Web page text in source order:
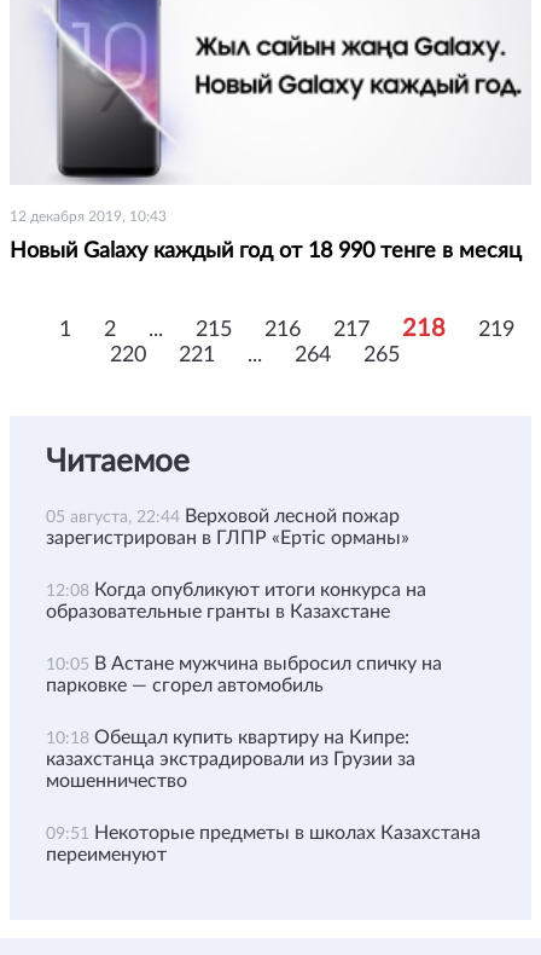
12 декабря 2019, 10:43
Новый Galaxy каждый год от 18 990 тенге в месяц
1 2 ... 215 216 217 218
219
220
221 ... 264 265
Читаемое
05 августа, 22:44 Верховой лесной пожар
зарегистрирован в ГЛПР «Ертіс орманы»
12:08 Когда опубликуют итоги конкурса на
образовательные гранты в Казахстане
10:05 В Астане мужчина выбросил спичку на
парковке — сгорел автомобиль
10:18 Обещал купить квартиру на Кипре:
казахстанца экстрадировали из Грузии за
мошенничество
09:51
Некоторые предметы в школах Казахстана
переименуют